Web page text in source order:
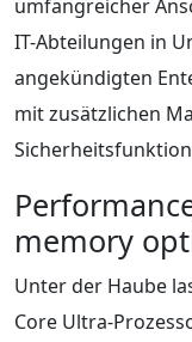
umfangreicher
IT-Abteilungen in
angekündigten
mit zusätzlichen
memory
Unter der Haube
Core Ultra-